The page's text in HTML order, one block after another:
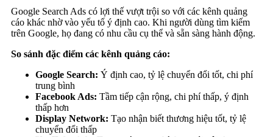
Google Search Ads có lợi thế vượt trội so với các kênh quảng
cáo khác nhờ vào yếu tố ý định cao. Khi người dùng tìm kiếm
trên Google, họ đang có nhu cầu cụ thể và sẵn sàng hành động.
So sánh đặc điểm các kênh quảng cáo:
Google Search: Ý định cao, tỷ lệ chuyển đổi tốt, chi phí
trung bình
Facebook Ads: Tầm tiếp cận rộng, chi phí thấp, ý định
thấp hơn
Display Network: Tạo nhận biết thương hiệu tốt, tỷ lệ
chuyển đổi thấp